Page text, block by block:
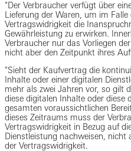
"Der Verbraucher verfügt über
Lieferung der Waren, um im
Vertragswidrigkeit die
Gewährleistung zu erwirken.
Verbraucher nur das Vorliegen
nicht aber den Zeitpunkt ihres
"Sieht der Kaufvertrag die
Inhalte oder einer digitalen
mehr als zwei Jahren vor, so gilt
diese digitalen Inhalte oder diese
gesamten voraussichtlichen
dieses Zeitraums muss der
Vertragswidrigkeit in Bezug auf
Dienstleistung nachweisen, nicht
der Vertragswidrigkeit.